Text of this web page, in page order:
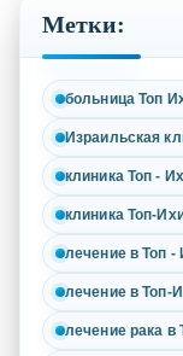
Метки:
больница Топ
Израильская
клиника Топ -
клиника Топ-
лечение в Топ
лечение в Топ-
лечение рака в